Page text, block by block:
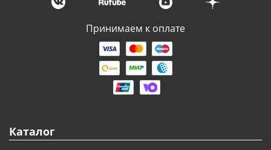
Подставки под миниатюры
Футляры (витрины) для
Деревянные 3D модели
Деревянные шкатулки
Принимаем к оплате
Каталог